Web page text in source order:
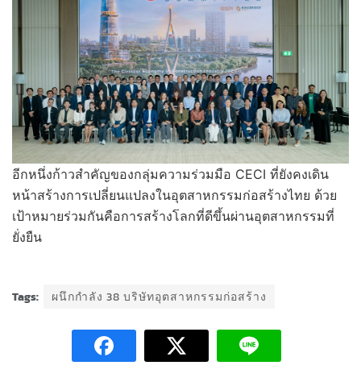
อีกหนึ่งก้าวสำคัญของกลุ่มความร่วมมือ CECI ที่ยังคงเดิน
หน้าสร้างการเปลี่ยนแปลงในอุตสาหกรรมก่อสร้างไทย ด้วย
เป้าหมายร่วมกันคือการสร้างโลกที่ดีขึ้นผ่านอุตสาหกรรมที่
ยั่งยืน
Tags: ผนึกกำลัง 38 บริษัทอุตสาหกรรมก่อสร้าง